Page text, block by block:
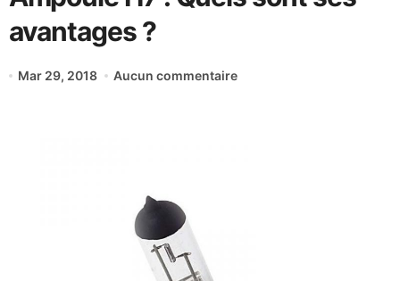
avantages ?
Mar 29, 2018 Aucun commentaire